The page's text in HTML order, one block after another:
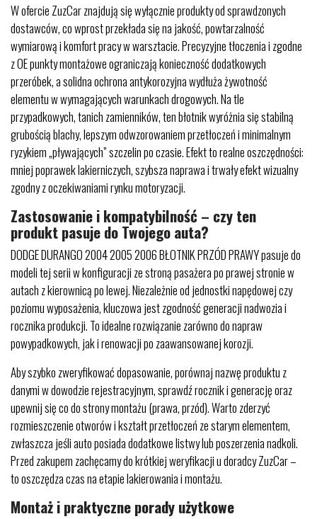
W ofercie ZuzCar znajdują się wyłącznie produkty od sprawdzonych
dostawców, co wprost przekłada się na jakość, powtarzalność
wymiarową i komfort pracy w warsztacie. Precyzyjne tłoczenia i zgodne
z OE punkty montażowe ograniczają konieczność dodatkowych
przeróbek, a solidna ochrona antykorozyjna wydłuża żywotność
elementu w wymagających warunkach drogowych. Na tle
przypadkowych, tanich zamienników, ten błotnik wyróżnia się stabilną
grubością blachy, lepszym odwzorowaniem przetłoczeń i minimalnym
ryzykiem „pływających” szczelin po czasie. Efekt to realne oszczędności:
mniej poprawek lakierniczych, szybsza naprawa i trwały efekt wizualny
zgodny z oczekiwaniami rynku motoryzacji.
Zastosowanie i kompatybilność – czy ten
produkt pasuje do Twojego auta?
DODGE DURANGO 2004 2005 2006 BŁOTNIK PRZÓD PRAWY pasuje do
modeli tej serii w konfiguracji ze stroną pasażera po prawej stronie w
autach z kierownicą po lewej. Niezależnie od jednostki napędowej czy
poziomu wyposażenia, kluczowa jest zgodność generacji nadwozia i
rocznika produkcji. To idealne rozwiązanie zarówno do napraw
powypadkowych, jak i renowacji po zaawansowanej korozji.
Aby szybko zweryfikować dopasowanie, porównaj nazwę produktu z
danymi w dowodzie rejestracyjnym, sprawdź rocznik i generację oraz
upewnij się co do strony montażu (prawa, przód). Warto zderzyć
rozmieszczenie otworów i kształt przetłoczeń ze starym elementem,
zwłaszcza jeśli auto posiada dodatkowe listwy lub poszerzenia nadkoli.
Przed zakupem zachęcamy do krótkiej weryfikacji u doradcy ZuzCar –
to oszczędza czas na etapie lakierowania i montażu.
Montaż i praktyczne porady użytkowe